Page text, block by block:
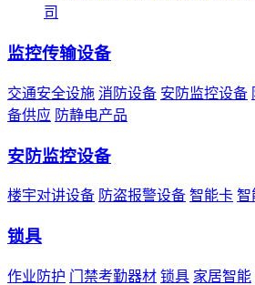
司
监控传输设备
交通安全设施 消防设备 安防监控设备
备供应 防静电产品
安防监控设备
楼宇对讲设备 防盗报警设备 智能卡 智
锁具
作业防护 门禁考勤器材 锁具 家居智能